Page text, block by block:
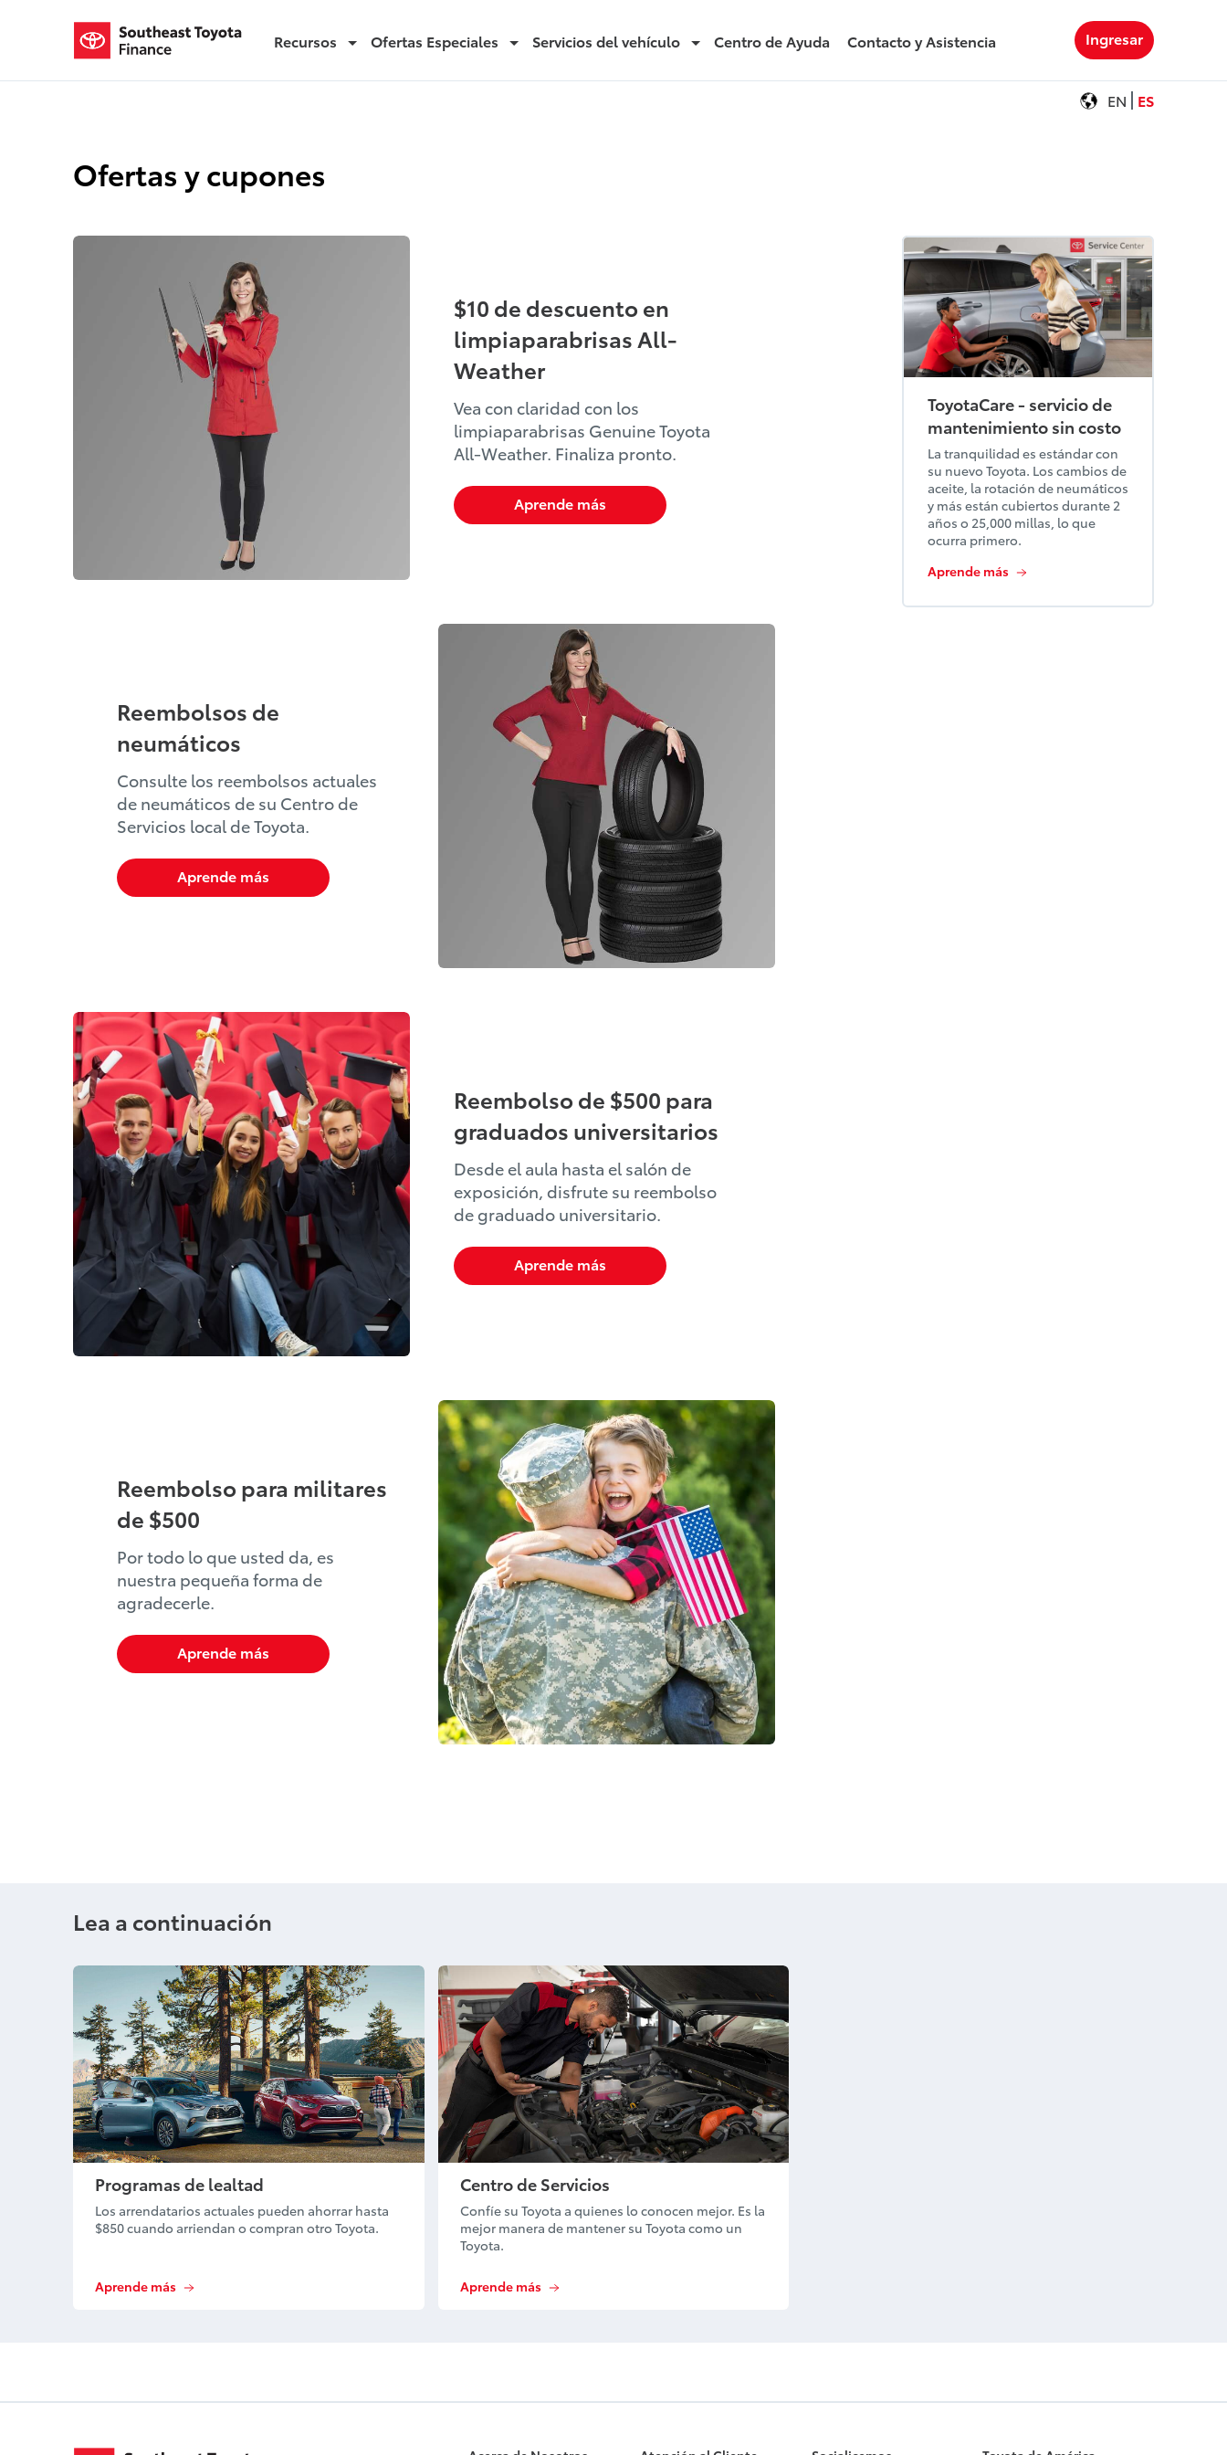
Ofertas y cupones Recursos Ofertas Especiales Servicios del vehículo Centro de Ayuda Contacto y Asistencia Ingresar
EN ES
Ofertas y cupones
$10 de descuento en
limpiaparabrisas All-
Weather
Vea con claridad con los
limpiaparabrisas Genuine Toyota
All-Weather. Finaliza pronto.
Aprende más
Reembolsos de
neumáticos
Consulte los reembolsos actuales
de neumáticos de su Centro de
Servicios local de Toyota.
Aprende más
Reembolso de $500 para
graduados universitarios
Desde el aula hasta el salón de
exposición, disfrute su reembolso
de graduado universitario.
Aprende más
Reembolso para militares
de $500
Por todo lo que usted da, es
nuestra pequeña forma de
agradecerle.
Aprende más
ToyotaCare - servicio de
mantenimiento sin costo
La tranquilidad es estándar con
su nuevo Toyota. Los cambios de
aceite, la rotación de neumáticos
y más están cubiertos durante 2
años o 25,000 millas, lo que
ocurra primero.
Aprende más
Lea a continuación
Programas de lealtad
Los arrendatarios actuales pueden ahorrar hasta
$850 cuando arriendan o compran otro Toyota.
Aprende más
Centro de Servicios
Confíe su Toyota a quienes lo conocen mejor. Es la
mejor manera de mantener su Toyota como un
Toyota.
Aprende más